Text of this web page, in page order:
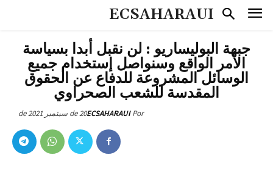
ECSAHARAUI
جبهة البوليساريو : لن نقبل أبدا بسياسة
الأمر الواقع وسنواصل إستخدام جميع
الوسائل المشروعة للدفاع عن الحقوق
المقدسة للشعب الصحراوي
Por
ECSAHARAUI20 de سبتمبر de 2021